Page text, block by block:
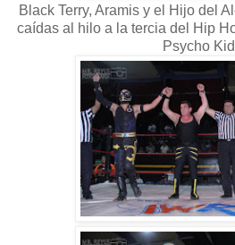
Black Terry, Aramis y el Hijo del
caídas al hilo a la tercia del Hip
Psycho